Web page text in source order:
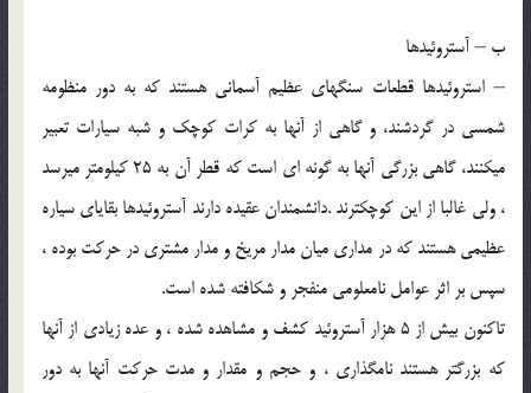
ب – آستروئيدها
– استروئيدها قطعات سنگهاي عظيم آسماني هستند كه به دور منظومه
شمسي در گردشند، و گاهي از آنها به كرات كوچك و شبه سيارات تعبير
مي‏كنند، گاهي بزرگي آنها به گونه اي است كه قطر آن به 25 كيلومتر مي‏رسد
، ولي غالبا از اين كوچكترند .دانشمندان عقيده دارند آستروئيدها بقاياي سياره
عظيمي هستند كه در مداري ميان مدار مريخ و مدار مشتري در حركت بوده ،
سپس بر اثر عوامل نامعلومي منفجر و شكافته شده است.
تاكنون بيش از 5 هزار آستروئيد كشف و مشاهده شده ، و عده زيادي از آنها
كه بزرگتر هستند نامگذاري ، و حجم و مقدار و مدت حركت آنها به دور